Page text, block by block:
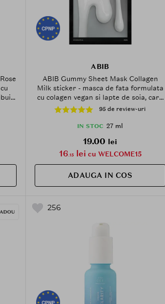
ml
ABIB
ABIB Gummy Sheet Mask Collagen
Milk sticker - masca de fata formulata
cu colagen vegan si lapte de soia, care
contribuie la hidratarea pielii in 10
minute - 27 ml
95 de review-uri
IN STOC 27 ml
19.00 lei
16.15lei cu WELCOME15
ADAUGA IN COS
256